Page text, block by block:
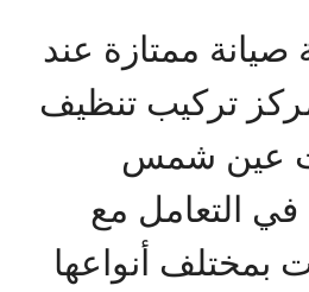
صيانة ممتازة عند
تركيب تنظيف
عين شمس
في التعامل مع
بمختلف أنواعها